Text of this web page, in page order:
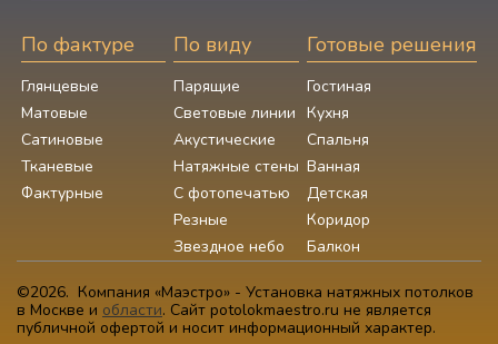
По фактуре
Глянцевые
Матовые
Сатиновые
Тканевые
Фактурные
По виду
Парящие
Световые линии
Акустические
Натяжные стены
С фотопечатью
Резные
Звездное небо
Готовые решения
Гостиная
Кухня
Спальня
Ванная
Детская
Коридор
Балкон
©2026. Компания «Маэстро» - Установка натяжных потолков
в Москве и области. Сайт potolokmaestro.ru не является
публичной офертой и носит информационный характер.